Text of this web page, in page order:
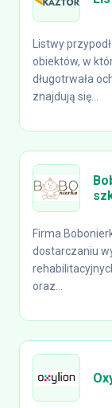
Listwy
obiektów, w
długotrwała
znajdują się...
Firma
dostarczaniu
oraz...